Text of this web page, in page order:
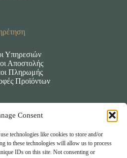
Consent
technologies like cookies to store and/or
to these technologies will allow us to process
IDs on this site. Not consenting or
Υπηρεσιών
Αποστολής
Πληρωμής
Προϊόντων
χρήσης
Απορρήτου